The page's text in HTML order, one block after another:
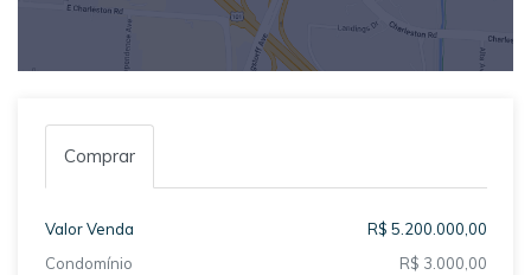
Comprar
Valor Venda
R$ 5.200.000,00
Condomínio
R$ 3.000,00